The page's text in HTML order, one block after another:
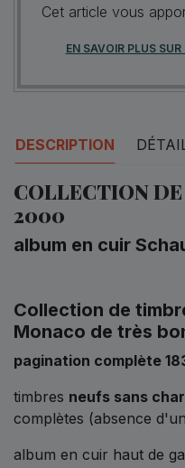
Cet article vous
EN SAVOIR PLUS
DESCRIPTION
COLLECTION
2000
album en cuir
Collection de
Monaco de très
pagination complète
timbres neufs sans
complètes (absence
album en cuir haut de